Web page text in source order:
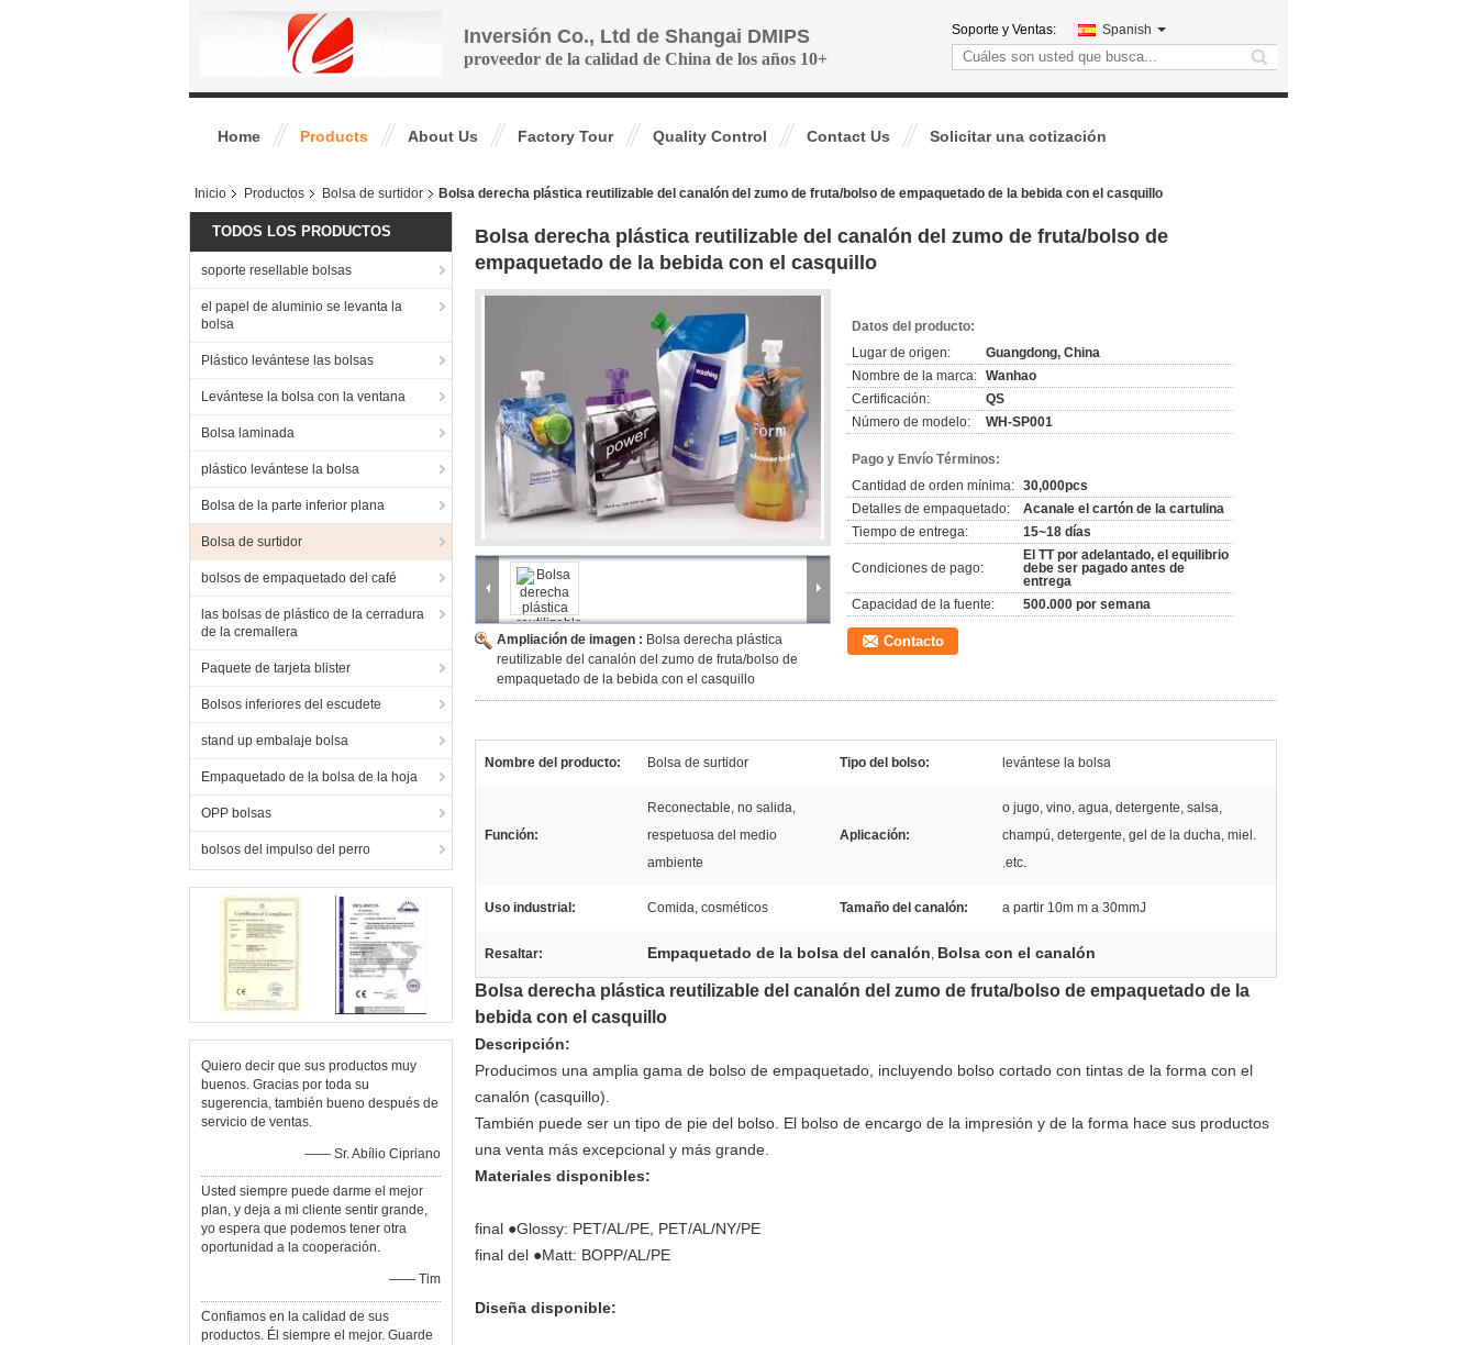
Inversión Co., Ltd de Shangai DMIPS
proveedor de la calidad de China de los años 10+
Soporte y Ventas: Spanish
search
Home Products About Us Factory Tour Quality Control Contact Us Solicitar una cotización
Inicio Productos Bolsa de surtidor Bolsa derecha plástica reutilizable del canalón del zumo de fruta/bolso de empaquetado de la bebida con el casquillo
TODOS LOS PRODUCTOS
soporte resellable bolsas
el papel de aluminio se levanta la
bolsa
Plástico levántese las bolsas
Levántese la bolsa con la ventana
Bolsa laminada
plástico levántese la bolsa
Bolsa de la parte inferior plana
Bolsa de surtidor
bolsos de empaquetado del café
las bolsas de plástico de la cerradura
de la cremallera
Paquete de tarjeta blister
Bolsos inferiores del escudete
stand up embalaje bolsa
Empaquetado de la bolsa de la hoja
OPP bolsas
bolsos del impulso del perro
Quiero decir que sus productos muy
buenos. Gracias por toda su
sugerencia, también bueno después de
servicio de ventas.
—— Sr. Abílio Cipriano
Usted siempre puede darme el mejor
plan, y deja a mi cliente sentir grande,
yo espera que podemos tener otra
oportunidad a la cooperación.
—— Tim
Confiamos en la calidad de sus
productos. Él siempre el mejor. Guarde
Bolsa derecha plástica reutilizable del canalón del zumo de fruta/bolso de
empaquetado de la bebida con el casquillo
Ampliación de imagen : Bolsa derecha plástica
reutilizable del canalón del zumo de fruta/bolso de
empaquetado de la bebida con el casquillo
Datos del producto:
Lugar de origen:
Guangdong, China
Nombre de la marca: Wanhao
Certificación:
QS
Número de modelo:
WH-SP001
Pago y Envío Términos:
Cantidad de orden mínima: 30,000pcs
Detalles de empaquetado:
Acanale el cartón de la cartulina
Tiempo de entrega:
15~18 días
Condiciones de pago:
El TT por adelantado, el equilibrio
debe ser pagado antes de
entrega
Capacidad de la fuente:
500.000 por semana
Contacto
Nombre del producto: Bolsa de surtidor Tipo del bolso: levántese la bolsa
Función:
Reconectable, no salida,
respetuosa del medio
ambiente
Aplicación:
o jugo, vino, agua, detergente, salsa,
champú, detergente, gel de la ducha, miel.
.etc.
Uso industrial: Comida, cosméticos Tamaño del canalón: a partir 10m m a 30mmJ
Resaltar: Empaquetado de la bolsa del canalón, Bolsa con el canalón
Bolsa derecha plástica reutilizable del canalón del zumo de fruta/bolso de empaquetado de la
bebida con el casquillo
Descripción:
Producimos una amplia gama de bolso de empaquetado, incluyendo bolso cortado con tintas de la forma con el
canalón (casquillo).
También puede ser un tipo de pie del bolso. El bolso de encargo de la impresión y de la forma hace sus productos
una venta más excepcional y más grande.
Materiales disponibles:
final ●Glossy: PET/AL/PE, PET/AL/NY/PE
final del ●Matt: BOPP/AL/PE
Diseña disponible: